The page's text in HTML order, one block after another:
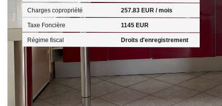
Charges copropriété 257.83 EUR / mois
Taxe Foncière 1145 EUR
Régime fiscal Droits d'enregistrement
Surfaces